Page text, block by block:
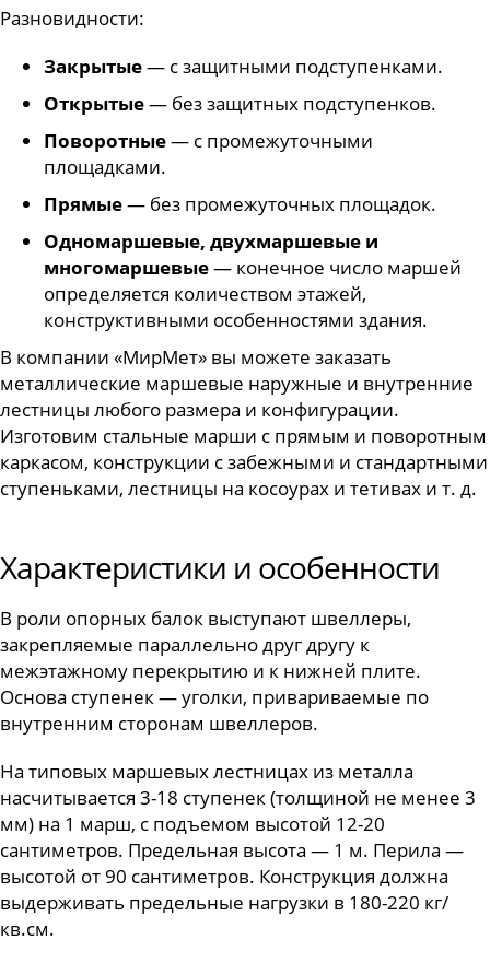
Разновидности:
Закрытые— с защитными подступенками.
Открытые— без защитных подступенков.
Поворотные— с промежуточными
площадками.
Прямые— без промежуточных площадок.
Одномаршевые, двухмаршевые и
многомаршевые— конечное число маршей
определяется количеством этажей,
конструктивными особенностями здания.
В компании «МирМет» вы можете заказать
металлические маршевые наружные и внутренние
лестницы любого размера и конфигурации.
Изготовим стальные марши с прямым и поворотным
каркасом, конструкции с забежными и стандартными
ступеньками, лестницы на косоурах и тетивах и т. д.
Характеристики и особенности
В роли опорных балок выступают швеллеры,
закрепляемые параллельно друг другу к
межэтажному перекрытию и к нижней плите.
Основа ступенек — уголки, привариваемые по
внутренним сторонам швеллеров.
На типовых маршевых лестницах из металла
насчитывается 3-18 ступенек (толщиной не менее 3
мм) на 1 марш, с подъемом высотой 12-20
сантиметров. Предельная высота — 1 м. Перила —
высотой от 90 сантиметров. Конструкция должна
выдерживать предельные нагрузки в 180-220 кг/
кв.см.